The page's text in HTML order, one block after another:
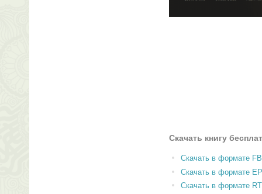
Скачать книгу
Скачать в формате
Скачать в формате
Скачать в формате